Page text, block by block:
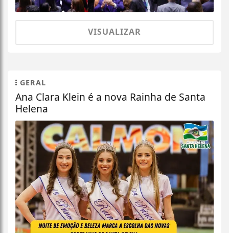
VISUALIZAR
GERAL
Ana Clara Klein é a nova Rainha de Santa
Helena